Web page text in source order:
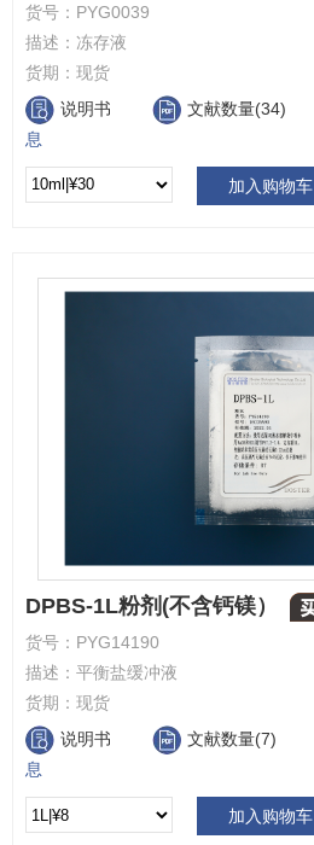
货号： PYG0039
描述： 冻存液
货期： 现货
说明书
文献数量(34)
息
加入购物车
DPBS-1L粉剂(不含钙镁）
货号： PYG14190
描述： 平衡盐缓冲液
货期： 现货
说明书
文献数量(7)
息
加入购物车